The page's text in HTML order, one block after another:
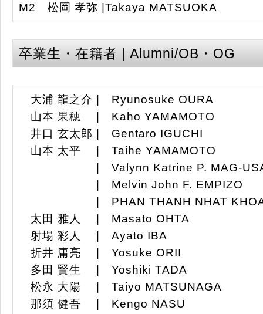
M2 松岡 孝弥 |Takaya MATSUOKA
卒業生・在籍者 | Alumni/OB・OG
大浦 龍之介 | Ryunosuke OURA
山本 果穂 | Kaho YAMAMOTO
井口 玄太郎 | Gentaro IGUCHI
山本 太平 | Taihe YAMAMOTO
| Valynn Katrine P. MAG-
| Melvin John F. EMPIZO
| PHAN THANH NHAT
太田 雅人 | Masato OHTA
射場 彩人 | Ayato IBA
折井 庸亮 | Yosuke ORII
多田 賢生 | Yoshiki TADA
松永 大陽 | Taiyo MATSUNAGA
那須 健吾 | Kengo NASU